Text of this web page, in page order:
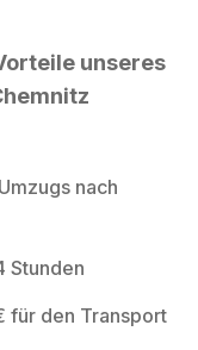
unseres
nach
Stunden
für den Transport